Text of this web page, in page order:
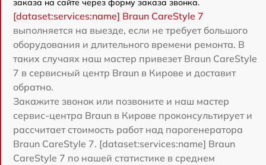
заказа на сайте через форму заказа звонка.
[dataset:services:name] Braun CareStyle 7
выполняется на выезде, если не требует большого
оборудования и длительного времени ремонта. В
таких случаях наш мастер привезет Braun CareStyle
7 в сервисный центр Braun в Кирове и доставит
обратно.
Закажите звонок или позвоните и наш мастер
сервис-центра Braun в Кирове проконсультирует и
рассчитает стоимость работ над парогенератора
Braun CareStyle 7. [dataset:services:name] Braun
CareStyle 7 по нашей статистике в среднем